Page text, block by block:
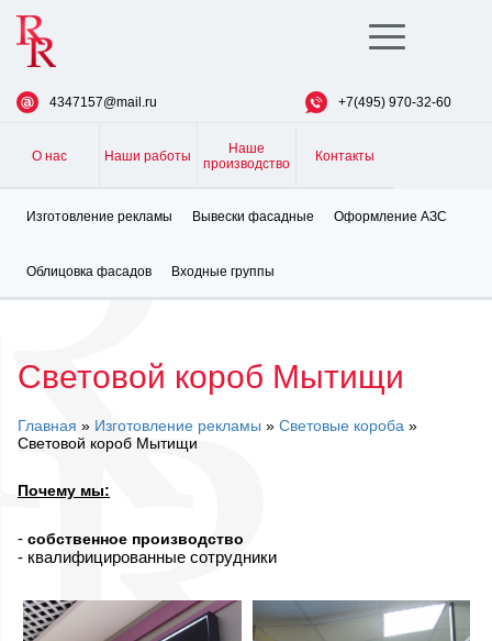
Toggle
navigation
4347157@mail.ru +7(495) 970-32-60
О нас Наши работы
Наше
производство
Контакты
Изготовление рекламы Вывески фасадные Оформление АЗС
Облицовка фасадов Входные группы
Световой короб Мытищи
Главная » Изготовление рекламы » Световые короба »
Световой короб Мытищи
Почему мы:
- собственное производство
- квалифицированные сотрудники